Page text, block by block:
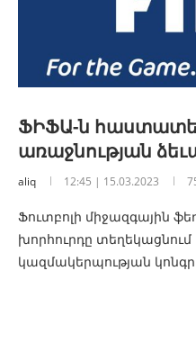
ՖԻՖԱ-ն
առաջնության
aliq 12:45 | 15.03.2023
Ֆուտբոլի միջազգային
խորհուրդը տեղեկացնում
կազմակերպության